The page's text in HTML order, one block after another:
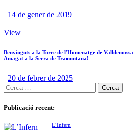
14 de gener de 2019
View
Benvinguts a la Torre de l’Homenatge de
Amagat a la Serra de Tramuntana!
20 de febrer de 2025
Publicació recent:
L’Infern